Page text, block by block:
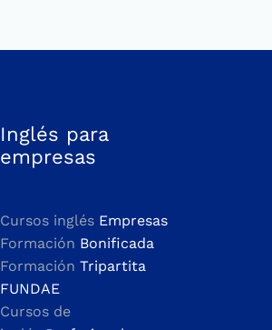
Inglés para
empresas
Cursos inglés Empresas
Formación Bonificada
FormaciónTripartita
FUNDAE
Cursos de